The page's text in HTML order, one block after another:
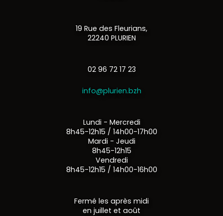
19 Rue des Fleurians,
22240 PLURIEN
02 96 72 17 23
info@plurien.bzh
Lundi - Mercredi
8h45-12h15 / 14h00-17h00
Mardi - Jeudi
8h45-12h15
Vendredi
8h45-12h15 / 14h00-16h00
Fermé les après midi
en juillet et août